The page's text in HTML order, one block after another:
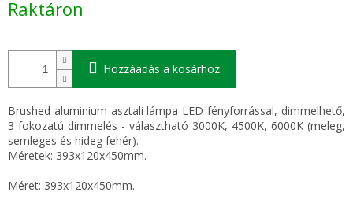
Raktáron
Hozzáadás a kosárhoz
Brushed aluminium asztali lámpa LED fényforrással, dimmelhető,
3 fokozatú dimmelés - választható 3000K, 4500K, 6000K (meleg,
semleges és hideg fehér).
Méretek: 393x120x450mm.
Méret: 393x120x450mm.